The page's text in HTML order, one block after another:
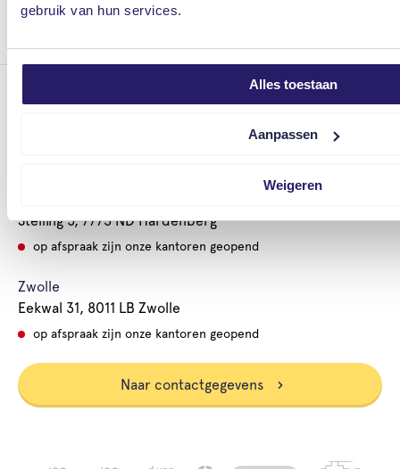
gebruik van hun services.
Alles toestaan
Aanpassen
Weigeren
Stelling 5, 7773 ND Hardenberg
op afspraak zijn onze kantoren geopend
Zwolle
Eekwal 31, 8011 LB Zwolle
op afspraak zijn onze kantoren geopend
Naar contactgegevens